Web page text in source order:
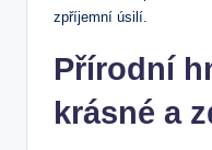
zpříjemní úsilí.
Přírodní
krásné a